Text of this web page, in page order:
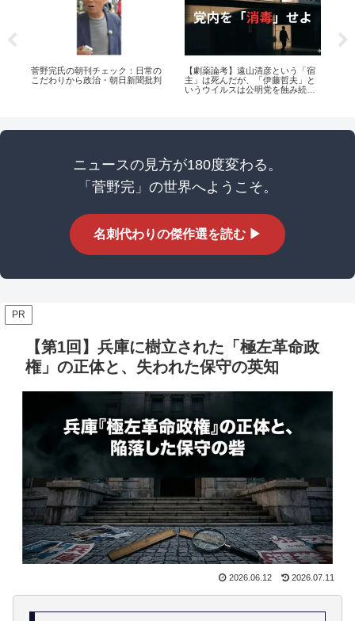
菅野完氏の朝刊チェック：日常の
こだわりから政治・朝日新聞批判
【劇薬論考】遠山清彦という「宿
主」は死んだが、「伊藤哲夫」と
いうウイルスは公明党を蝕み続け
ニュースの見方が180度変わる。
「菅野完」の世界へようこそ。
名刺代わりの傑作選を読む ▶
PR
【第1回】兵庫に樹立された「極左革命政
権」の正体と、失われた保守の英知
2026.06.12 2026.07.11